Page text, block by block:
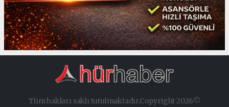
Tüm hakları saklı tutulmaktadır.Copyright 2026©